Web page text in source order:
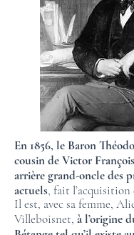
Il est, avec sa femme,
Villeboisnet, à l’origine
En 1856, le Baron
cousin de Victor
arrière grand-oncle des
actuels, fait l’acquisition